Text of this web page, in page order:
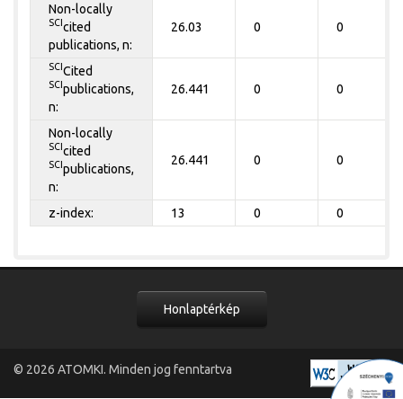
Non-locally
SCI cited
publications, n:
26.03 0 0
SCI Cited
SCI publications,
n:
26.441 0 0
Non-locally
SCI cited
SCI publications,
n:
26.441 0 0
z-index: 13 0 0
Honlaptérkép
© 2026 ATOMKI. Minden jog fenntartva